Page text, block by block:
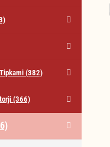
(382)
(366)